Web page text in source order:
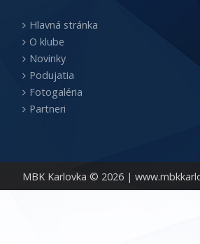
MBK Karlovka © 2026 |
Hlavná stránka
O klube
Novinky
Podujatia
Fotogaléria
Partneri